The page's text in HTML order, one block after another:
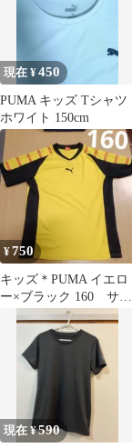
現在 ¥450
PUMA キッズ Tシャツ
ホワイト 150cm
¥750
キッズ＊PUMA イエロ
ー×ブラック 160 サッ
現在 ¥590